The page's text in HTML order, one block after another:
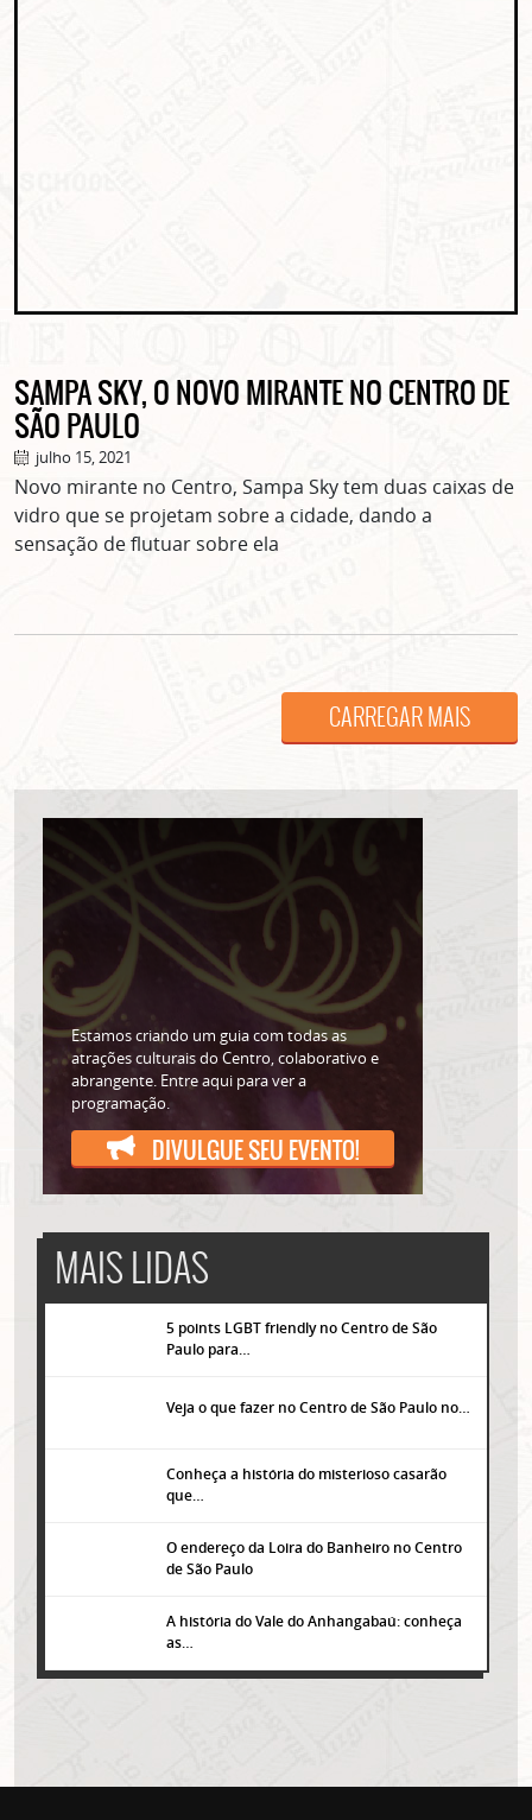
SAMPA SKY, O NOVO MIRANTE NO CENTRO DE
SÃO PAULO
julho 15, 2021
Novo mirante no Centro, Sampa Sky tem duas caixas de
vidro que se projetam sobre a cidade, dando a
sensação de flutuar sobre ela
CARREGAR MAIS
Estamos criando um guia com todas as
atrações culturais do Centro, colaborativo e
abrangente. Entre aqui para ver a
programação.
DIVULGUE SEU EVENTO!
MAIS LIDAS
5 points LGBT friendly no Centro de São
Paulo para…
Veja o que fazer no Centro de São Paulo no…
Conheça a história do misterioso casarão
que…
O endereço da Loira do Banheiro no Centro
de São Paulo
A história do Vale do Anhangabaú: conheça
as…
ASSINE GRATUITAMENTE
NOSSA NEWSLETTER!
Clique no botão abaixo para receber notícias sobre o
centro de São Paulo no seu email.
CLIQUE AQUI